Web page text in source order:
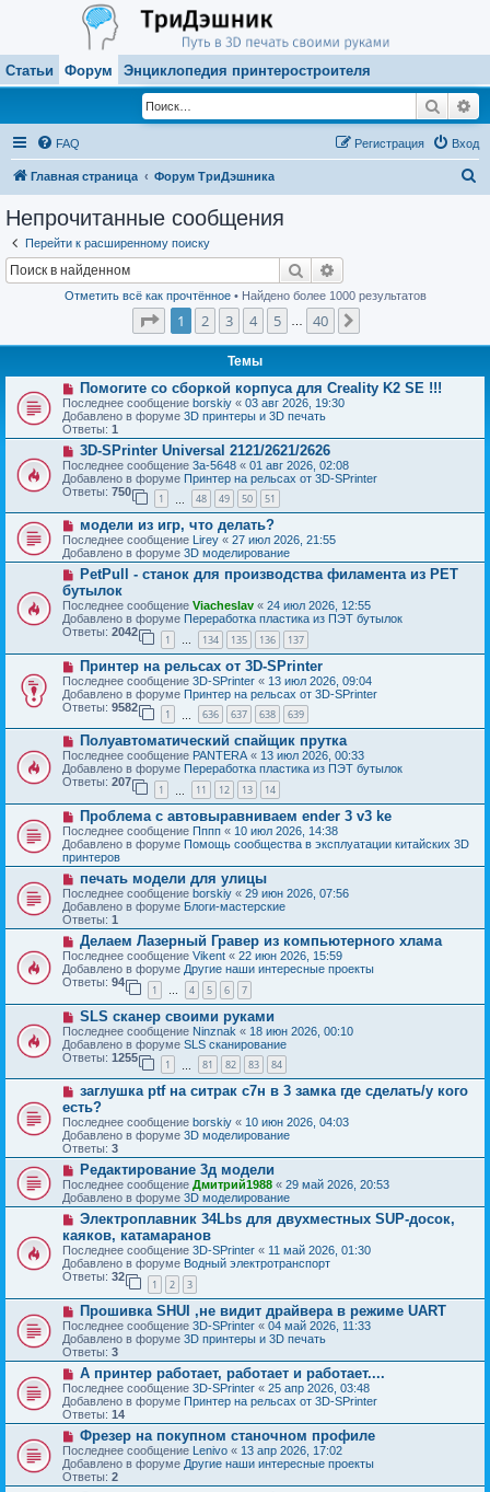
Статьи Форум Энциклопедия принтеростроителя
Поиск
FAQ Вход
Регистрация
Главная страница Форум ТриДэшника
Непрочитанные сообщения
Перейти к расширенному поиску
Поиск
Отметить всё как прочтённое• Найдено более 1000 результатов
Страница1 из
1 2 3 4 5 40
Темы
Н
о
в
о
е
с
о
о
б
е
н
и
е
Помогите со сборкой корпуса для Creality K2 SE !!!
Последнее сообщение borskiy « 03 авг 2026, 19:30
Добавлено в форуме 3D принтеры и 3D печать
Ответы: 1
Н
о
в
о
е
с
о
о
б
щ
е
н
и
е
3D-SPrinter Universal 2121/2621/2626
Последнее сообщение 3a-5648 « 01 авг 2026, 02:08
Добавлено в форуме Принтер на рельсах от 3D-SPrinter
Ответы: 750
1 48 49 50 51
Н
о
в
о
с
о
о
б
щ
е
и
е
модели из игр, что делать?
Последнее сообщение Lirey « 27 июл 2026, 21:55
Добавлено в форуме 3D моделирование
Н
в
о
е
с
о
б
щ
е
н
и
PetPull - cтанок для производства филамента из PET
бутылок
Последнее сообщение Viacheslav « 24 июл 2026, 12:55
Добавлено в форуме Переработка пластика из ПЭТ бутылок
Ответы: 2042
1 … 134 135 136 137
Н
о
в
о
е
с
о
б
щ
н
и
е
Принтер на рельсах от 3D-SPrinter
Последнее сообщение 3D-SPrinter « 13 июл 2026, 09:04
Добавлено в форуме Принтер на рельсах от 3D-SPrinter
Ответы: 9582
1 636 637 638 639
Н
о
в
о
с
о
б
щ
е
н
и
е
Полуавтоматический спайщик прутка
Последнее сообщение PANTERA« 13 июл 2026, 00:33
Добавлено в форуме Переработка пластика из ПЭТ бутылок
Ответы: 207
1 11 12 13 14
Н
о
в
о
е
с
о
о
б
щ
е
н
и
е
Проблема с автовыравниваем ender 3 v3 ke
Последнее сообщение Пппп « 10 июл 2026, 14:38
Добавлено в форуме Помощь сообщества в эксплуатации китайских 3D
принтеров
Н
о
в
о
е
с
о
о
б
е
н
и
е
печать модели для улицы
Последнее сообщение borskiy « 29 июн 2026, 07:56
Добавлено в форуме Блоги-мастерские
Ответы: 1
Н
о
в
о
е
с
о
о
б
щ
н
и
е
Делаем Лазерный Гравер из компьютерного хлама
Последнее сообщение Vikent « 22 июн 2026, 15:59
Добавлено в форуме Другие наши интересные проекты
Ответы: 94
1 … 4 5 6 7
Н
о
в
о
е
с
о
о
б
щ
е
н
е
SLS сканер своими руками
Последнее сообщение Ninznak « 18 июн 2026, 00:10
Добавлено в форуме SLS сканирование
Ответы: 1255
1 81 82 83 84
Н
в
о
е
с
о
о
б
щ
е
н
и
е
заглушка ptf на ситрак с7н в 3 замка где сделать/у кого
есть?
Последнее сообщение borskiy « 10 июн 2026, 04:03
Добавлено в форуме 3D моделирование
Ответы: 3
Н
о
в
о
е
с
о
о
б
е
и
е
Редактирование 3д модели
Последнее сообщение Дмитрий1988 « 29 май 2026, 20:53
Добавлено в форуме 3D моделирование
Н
в
о
е
с
о
б
щ
е
н
и
е
Электроплавник 34Lbs для двухместных SUP-досок,
каяков, катамаранов
Последнее сообщение 3D-SPrinter « 11 май 2026, 01:30
Добавлено в форуме Водный электротранспорт
Ответы: 32
1 2 3
Н
о
в
о
е
с
о
о
б
щ
е
н
и
е
Прошивка SHUI ,не видит драйвера в режиме UART
Последнее сообщение 3D-SPrinter « 04 май 2026, 11:33
Добавлено в форуме 3D принтеры и 3D печать
Ответы: 3
Н
о
в
о
е
с
о
о
б
щ
А принтер работает, работает и работает....
Последнее сообщение 3D-SPrinter « 25 апр 2026, 03:48
Добавлено в форуме Принтер на рельсах от 3D-SPrinter
Ответы: 14
Н
о
в
о
е
Фрезер на покупном станочном профиле
Последнее сообщение Lenivo « 13 апр 2026, 17:02
Добавлено в форуме Другие наши интересные проекты
Ответы: 2